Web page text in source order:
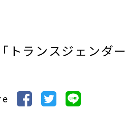
トランスジェンダ